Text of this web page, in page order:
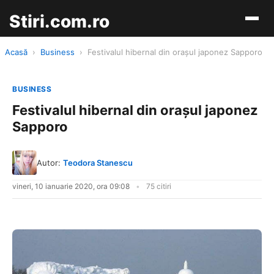
Stiri.com.ro
Acasă › Business › Festivalul hibernal din oraşul japonez Sapporo
BUSINESS
Festivalul hibernal din oraşul japonez
Sapporo
Autor: Teodora Stanescu
vineri, 10 ianuarie 2020, ora 09:08 75 citiri